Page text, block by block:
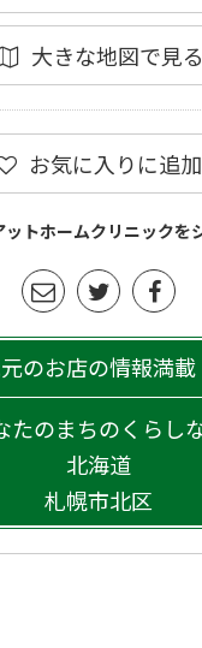
大きな地図で見る
お気に入りに追加
ットホームクリニックを
のお店の情報満載
たのまちのくらし
北海道
札幌市北区